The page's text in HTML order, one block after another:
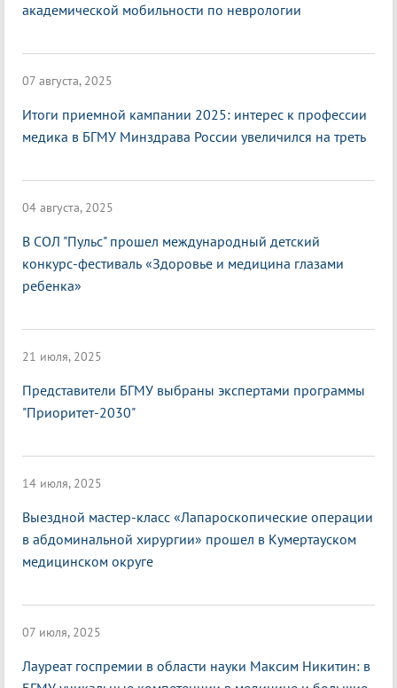
академической мобильности по неврологии
07 августа, 2025
Итоги приемной кампании 2025: интерес к профессии
медика в БГМУ Минздрава России увеличился на треть
04 августа, 2025
В СОЛ "Пульс" прошел международный детский
конкурс-фестиваль «Здоровье и медицина глазами
ребенка»
21 июля, 2025
Представители БГМУ выбраны экспертами программы
"Приоритет-2030"
14 июля, 2025
Выездной мастер-класс «Лапароскопические операции
в абдоминальной хирургии» прошел в Кумертауском
медицинском округе
07 июля, 2025
Лауреат госпремии в области науки Максим Никитин: в